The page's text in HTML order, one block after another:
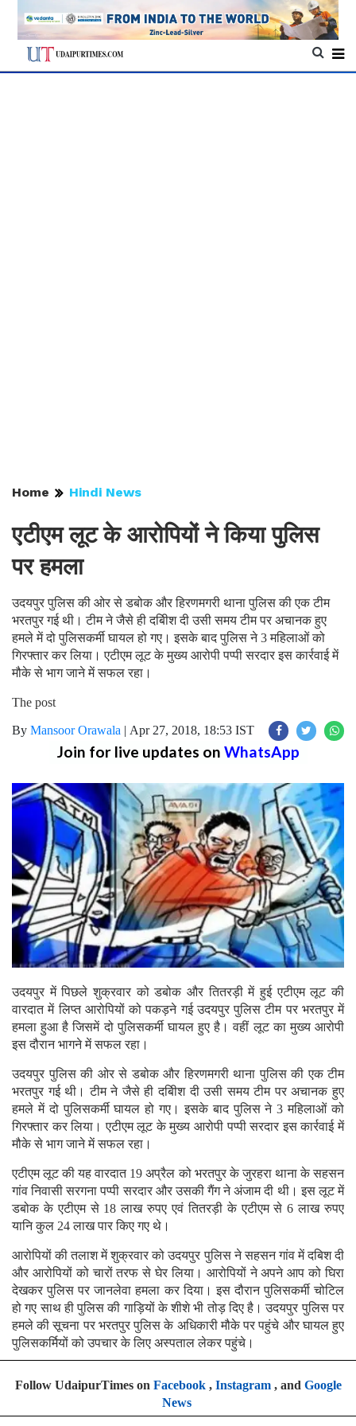
Home Hindi News
एटीएम लूट के आरोपियों ने किया पुलिस
पर हमला
उदयपुर पुलिस की ओर से डबोक और हिरणमगरी थाना पुलिस की एक टीम
भरतपुर गई थी। टीम ने जैसे ही दबिीश दी उसी समय टीम पर अचानक हुए
हमले में दो पुलिसकर्मी घायल हो गए। इसके बाद पुलिस ने 3 महिलाओं को
गिरफ्तार कर लिया। एटीएम लूट के मुख्य आरोपी पप्पी सरदार इस कार्रवाई में
मौके से भाग जाने में सफल रहा।
The post
By Mansoor Orawala | Apr 27, 2018, 18:53 IST
Join for live updates on WhatsApp
उदयपुर में पिछले शुक्रवार को डबोक और तितरड़ी में हुई एटीएम लूट की
वारदात में लिप्त आरोपियों को पकड़ने गई उदयपुर पुलिस टीम पर भरतपुर में
हमला हुआ है जिसमें दो पुलिसकर्मी घायल हुए है। वहीं लूट का मुख्‍य आरोपी
इस दौरान भागने में सफल रहा।
उदयपुर पुलिस की ओर से डबोक और हिरणमगरी थाना पुलिस की एक टीम
भरतपुर गई थी। टीम ने जैसे ही दबिीश दी उसी समय टीम पर अचानक हुए
हमले में दो पुलिसकर्मी घायल हो गए। इसके बाद पुलिस ने 3 महिलाओं को
गिरफ्तार कर लिया। एटीएम लूट के मुख्य आरोपी पप्पी सरदार इस कार्रवाई में
मौके से भाग जाने में सफल रहा।
एटीएम लूट की यह वारदात 19 अप्रैल को भरतपुर के जुरहरा थाना के सहसन
गांव निवासी सरगना पप्पी सरदार और उसकी गैंग ने अंजाम दी थी। इस लूट में
डबोक के एटीएम से 18 लाख रुपए एवं तितरड़ी के एटीएम से 6 लाख रुपए
यानि कुल 24 लाख पार किए गए थे।
आरोपियों की तलाश में शुक्रवार को उदयपुर पुलिस ने सहसन गांव में दबिश दी
और आरोपियों को चारों तरफ से घेर लिया। आरोपियों ने अपने आप को घिरा
देखकर पुलिस पर जानलेवा हमला कर दिया। इस दौरान पुलिसकर्मी चोटिल
हो गए साथ ही पुलिस की गाड़ियों के शीशे भी तोड़ दिए है। उदयपुर पुलिस पर
हमले की सूचना पर भरतपुर पुलिस के अधिकारी मौके पर पहुंचे और घायल हुए
पुलिसकर्मियों को उपचार के लिए अस्पताल लेकर पहुंचे।
Follow UdaipurTimes on Facebook, Instagram, and Google
News